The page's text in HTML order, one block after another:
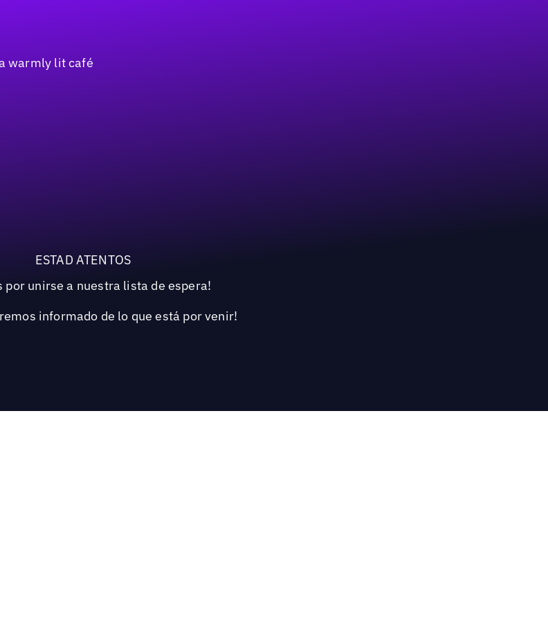
ESTAD ATENTOS
por unirse a nuestra lista de espera!
informado de lo que está por venir!